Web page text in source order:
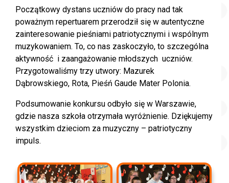
Początkowy dystans uczniów do pracy nad tak
poważnym repertuarem przerodził się w autentyczne
zainteresowanie pieśniami patriotycznymi i wspólnym
muzykowaniem. To, co nas zaskoczyło, to szczególna
aktywność i zaangażowanie młodszych uczniów.
Przygotowaliśmy trzy utwory: Mazurek
Dąbrowskiego, Rota, Pieśń Gaude Mater Polonia.
Podsumowanie konkursu odbyło się w Warszawie,
gdzie nasza szkoła otrzymała wyróżnienie. Dziękujemy
wszystkim dzieciom za muzyczny – patriotyczny
impuls.